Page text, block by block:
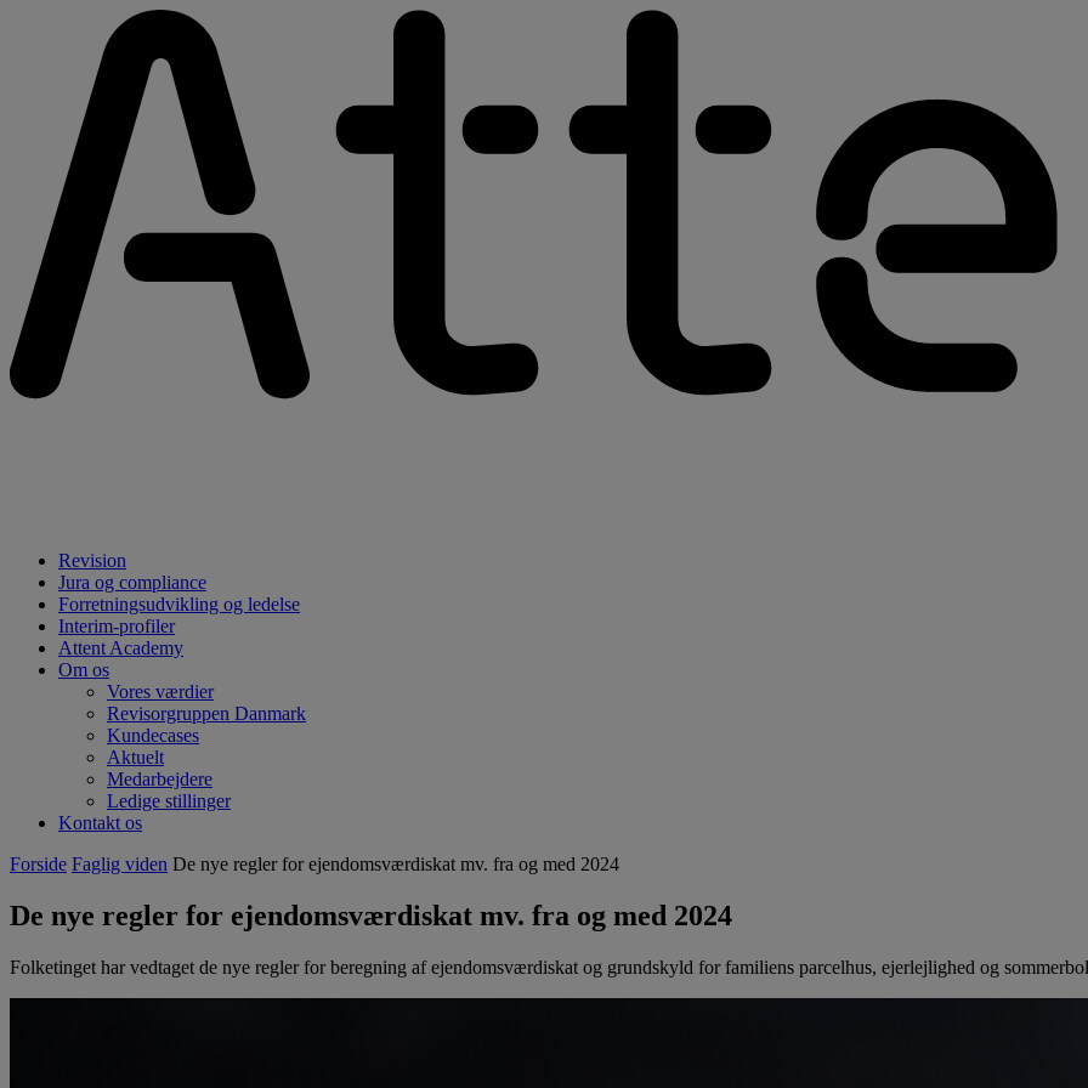
Revision
Jura og compliance
Forretningsudvikling og ledelse
Interim-profiler
Attent Academy
Om os
Vores værdier
Revisorgruppen Danmark
Kundecases
Aktuelt
Medarbejdere
Ledige stillinger
Kontakt os
Forside Faglig viden De nye regler for ejendomsværdiskat mv. fra og med 2024
De nye regler for ejendomsværdiskat mv. fra og med 2024
Folketinget har vedtaget de nye regler for beregning af ejendomsværdiskat og grundskyld for familiens parcelhus, ejerlejlighed og